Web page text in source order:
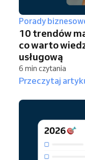
Porady
10 trendów
co warto
usługową
6 min czytania
Przeczytaj